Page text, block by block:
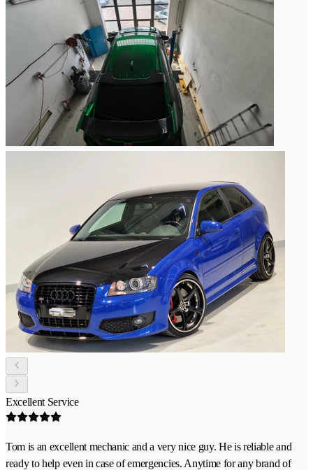
Excellent Service
Tom is an excellent mechanic and a very nice guy. He is reliable and
ready to help even in case of emergencies. Anytime for any brand of